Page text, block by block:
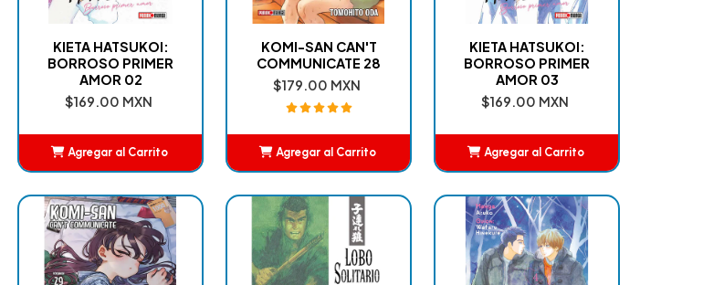
KIETA HATSUKOI:
BORROSO PRIMER
AMOR 02
$169.00 MXN
Agregar al Carrito
KOMI-SAN CAN'T
COMMUNICATE 28
$179.00 MXN
Agregar al Carrito
KIETA HATSUKOI:
BORROSO PRIMER
AMOR 03
$169.00 MXN
Agregar al Carrito